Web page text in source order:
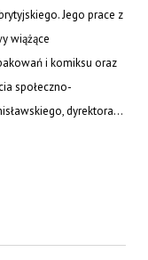
Jego prace z
wiążące
i komiksu oraz
społeczno-
dyrektora...